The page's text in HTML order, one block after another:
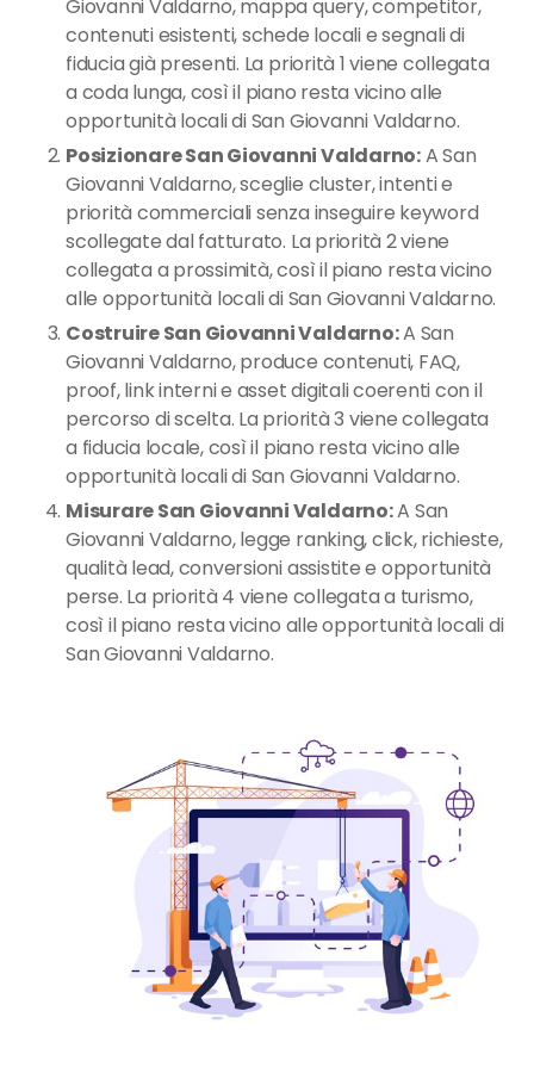
Giovanni Valdarno, mappa query, competitor,
contenuti esistenti, schede locali e segnali di
fiducia già presenti. La priorità 1 viene collegata
a coda lunga, così il piano resta vicino alle
opportunità locali di San Giovanni Valdarno.
Posizionare San Giovanni Valdarno:A San
Giovanni Valdarno, sceglie cluster, intenti e
priorità commerciali senza inseguire keyword
scollegate dal fatturato. La priorità 2 viene
collegata a prossimità, così il piano resta vicino
alle opportunità locali di San Giovanni Valdarno.
Costruire San Giovanni Valdarno:A San
Giovanni Valdarno, produce contenuti, FAQ,
proof, link interni e asset digitali coerenti con il
percorso di scelta. La priorità 3 viene collegata
a fiducia locale, così il piano resta vicino alle
opportunità locali di San Giovanni Valdarno.
Misurare San Giovanni Valdarno:A San
Giovanni Valdarno, legge ranking, click, richieste,
qualità lead, conversioni assistite e opportunità
perse. La priorità 4 viene collegata a turismo,
così il piano resta vicino alle opportunità locali di
San Giovanni Valdarno.